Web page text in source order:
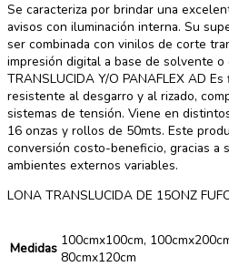
Se caracteriza por brindar una
avisos con iluminación interna. Su
ser combinada con vinilos de corte
impresión digital a base de solvente
TRANSLUCIDA Y/O PANAFLEX AD
resistente al desgarro y al rizado,
sistemas de tensión. Viene en
16 onzas y rollos de 50mts. Este
conversión costo-beneficio, gracias a
ambientes externos variables.
LONA TRANSLUCIDA DE 15ONZ
Medidas 100cmx100cm,
80cmx120cm